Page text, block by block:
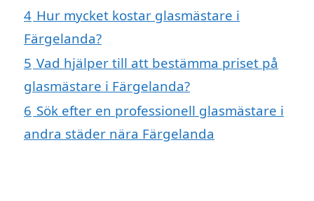
4 Hur mycket kostar glasmästare i
Färgelanda?
5 Vad hjälper till att bestämma priset på
glasmästare i Färgelanda?
6 Sök efter en professionell glasmästare i
andra städer nära Färgelanda